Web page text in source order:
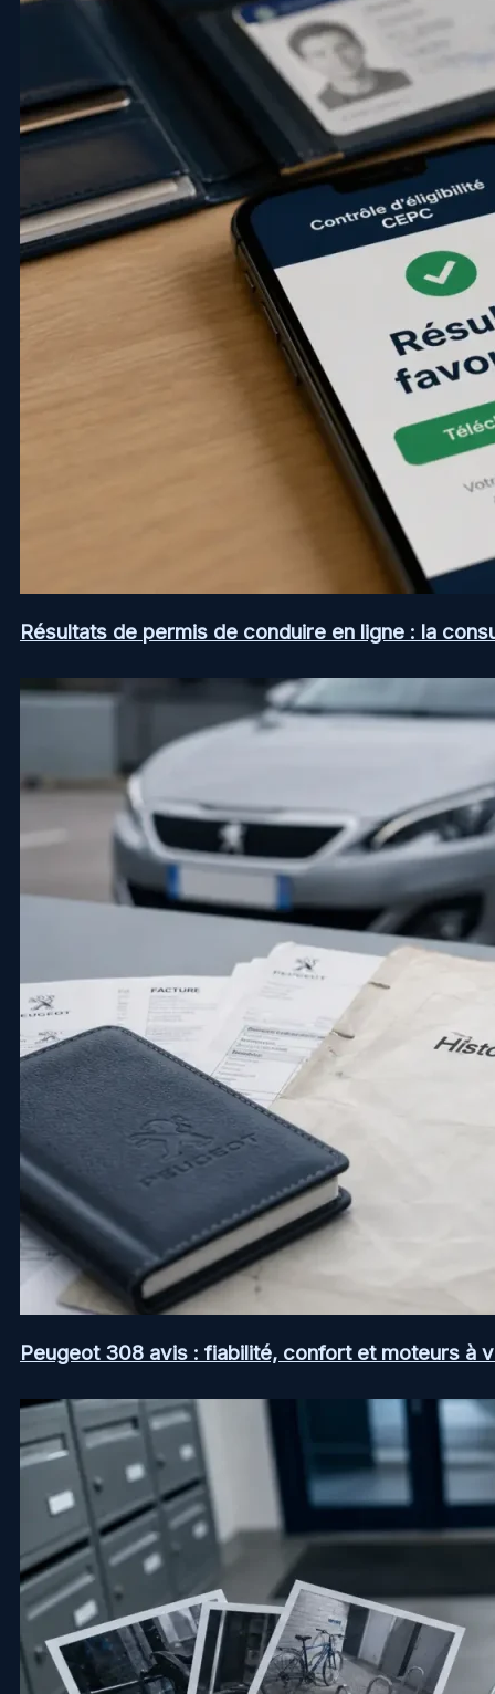
Résultats de permis de conduire en ligne : la
Peugeot 308 avis : fiabilité, confort et moteurs à